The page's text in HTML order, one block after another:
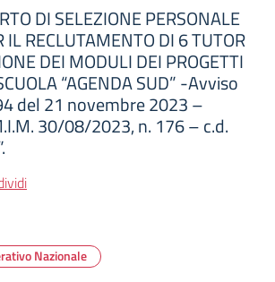
DI SELEZIONE PERSONALE
IL RECLUTAMENTO DI 6 TUTOR
DEI MODULI DEI PROGETTI
“AGENDA SUD” -Avviso
del 21 novembre 2023 –
30/08/2023, n. 176 – c.d.
Nazionale